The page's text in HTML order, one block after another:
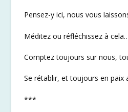
Pensez-y ici, nous vous
Méditez ou réfléchissez à
Comptez toujours sur nous,
Se rétablir, et toujours en paix
***